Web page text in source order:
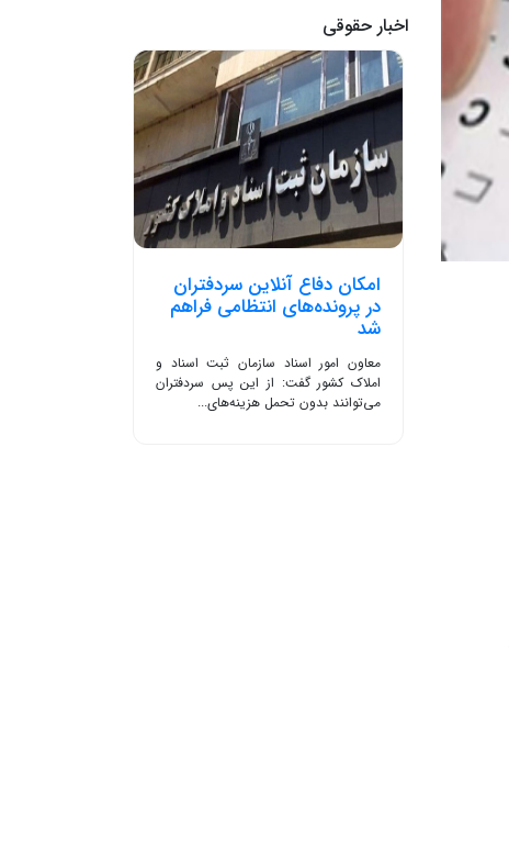
اخبار حقوقی
امکان دفاع آنلاین سردفتران
در پرونده‌های انتظامی فراهم
شد
معاون امور اسناد سازمان ثبت اسناد و
املاک کشور گفت: از این پس سردفتران
می‌توانند بدون تحمل هزینه‌های...